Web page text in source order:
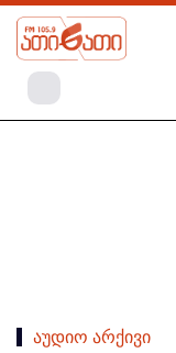
აუდიო არქივი